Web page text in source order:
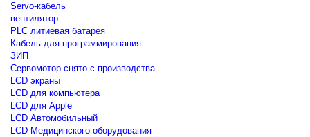
Servo-кабель
вентилятор
PLC литиевая батарея
Кабель для программирования
ЗИП
Сервомотор снято с производства
LCD экраны
LCD для компьютера
LCD для Apple
LCD Автомобильный
LCD Медицинского оборудования